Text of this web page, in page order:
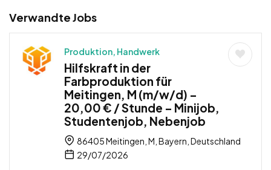
Verwandte Jobs
Produktion, Handwerk
Hilfskraft in der
Farbproduktion für
Meitingen, M (m/w/d) –
20,00 € / Stunde – Minijob,
Studentenjob, Nebenjob
86405 Meitingen, M, Bayern, Deutschland
29/07/2026